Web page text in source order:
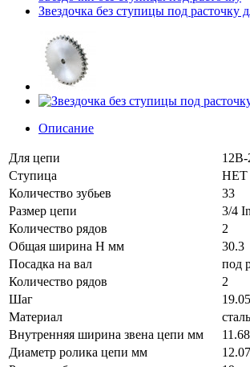
Звездочка без ступицы под
Описание
Для цепи
12B-
Ступица
НЕТ
Количество зубьев
33
Размер цепи
3/4
Количество рядов
2
Общая ширина H мм
30.3
Посадка на вал
под
Количество рядов
2
Шаг
19.05
Материал
сталь
Внутренняя ширина звена цепи мм
11.68
Диаметр ролика цепи мм
12.07